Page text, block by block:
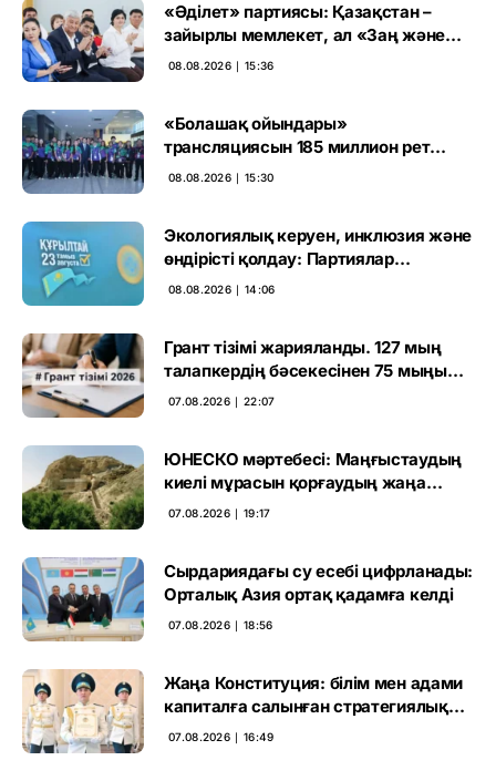
«Әділет» партиясы: Қазақстан –
зайырлы мемлекет, ал «Заң және
тәртіп» қағидаты баршаға міндетті
08.08.2026 ∣ 15:36
«Болашақ ойындары»
трансляциясын 185 миллион рет
көрген
08.08.2026 ∣ 15:30
Экологиялық керуен, инклюзия және
өндірісті қолдау: Партиялар
өңірлерде қандай мәселе көтерді
08.08.2026 ∣ 14:06
Грант тізімі жарияланды. 127 мың
талапкердің бәсекесінен 75 мыңы
өтті
07.08.2026 ∣ 22:07
ЮНЕСКО мәртебесі: Маңғыстаудың
киелі мұрасын қорғаудың жаңа
кезеңі басталды
07.08.2026 ∣ 19:17
Сырдариядағы су есебі цифрланады:
Орталық Азия ортақ қадамға келді
07.08.2026 ∣ 18:56
Жаңа Конституция: білім мен адами
капиталға салынған стратегиялық
негіз
07.08.2026 ∣ 16:49